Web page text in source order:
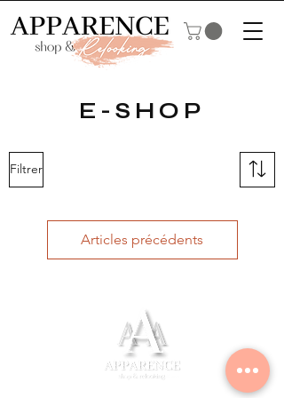
E-SHOP
Filtrer
Articles précédents